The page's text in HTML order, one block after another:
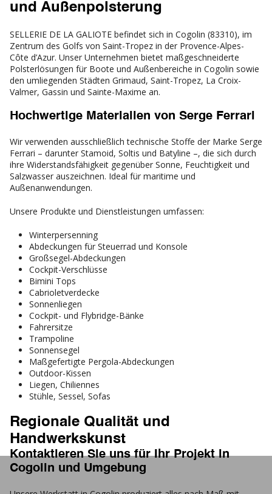
und Außenpolsterung
SELLERIE DE LA GALIOTE befindet sich in Cogolin (83310), im
Zentrum des Golfs von Saint-Tropez in der Provence-Alpes-
Côte d’Azur. Unser Unternehmen bietet maßgeschneiderte
Polsterlösungen für Boote und Außenbereiche in Cogolin sowie
den umliegenden Städten Grimaud, Saint-Tropez, La Croix-
Valmer, Gassin und Sainte-Maxime an.
Hochwertige Materialien von Serge Ferrari
Wir verwenden ausschließlich technische Stoffe der Marke Serge
Ferrari – darunter Stamoid, Soltis und Batyline –, die sich durch
ihre Widerstandsfähigkeit gegenüber Sonne, Feuchtigkeit und
Salzwasser auszeichnen. Ideal für maritime und
Außenanwendungen.
Unsere Produkte und Dienstleistungen umfassen:
Winterpersenning
Abdeckungen für Steuerrad und Konsole
Großsegel-Abdeckungen
Cockpit-Verschlüsse
Bimini Tops
Cabrioletverdecke
Sonnenliegen
Cockpit- und Flybridge-Bänke
Fahrersitze
Trampoline
Sonnensegel
Maßgefertigte Pergola-Abdeckungen
Outdoor-Kissen
Liegen, Chiliennes
Stühle, Sessel, Sofas
Regionale Qualität und
Handwerkskunst
Kontaktieren Sie uns für Ihr Projekt in
Cogolin und Umgebung